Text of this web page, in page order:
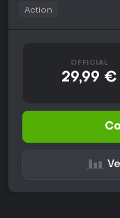
Action
OFFICIAL
29,99 €